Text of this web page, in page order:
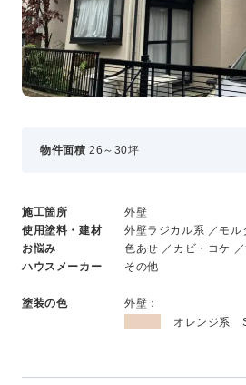
施工事例
外壁セルフチェック
無料点検・お見積もり
メッセージ
仕事紹介
キャリア形成
福利厚生・社内イベント
新卒採用
中途採用
物件面積 26～30坪
施工箇所
外壁
使用塗料・建材
外壁ラジカル系 ／モル
お悩み
色あせ ／カビ・コケ
ハウスメーカー
その他
塗装の色
外壁：
オレンジ系